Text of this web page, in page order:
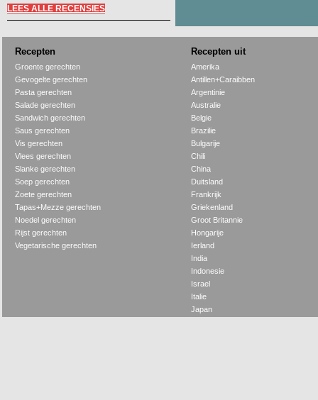
LEES ALLE RECENSIES
Recepten Recepten uit
Groente gerechten
Gevogelte gerechten
Pasta gerechten
Salade gerechten
Sandwich gerechten
Saus gerechten
Vis gerechten
Vlees gerechten
Slanke gerechten
Soep gerechten
Zoete gerechten
Tapas+Mezze gerechten
Noedel gerechten
Rijst gerechten
Vegetarische gerechten
Amerika
Antillen+Caraibben
Argentinie
Australie
Belgie
Brazilie
Bulgarije
Chili
China
Duitsland
Frankrijk
Griekenland
Groot Britannie
Hongarije
Ierland
India
Indonesie
Israel
Italie
Japan